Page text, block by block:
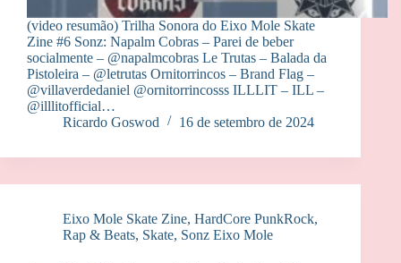
(video resumão) Trilha Sonora do Eixo Mole Skate
Zine #6 Sonz: Napalm Cobras – Parei de beber
socialmente – @‌napalmcobras Le Trutas – Balada da
Pistoleira – @‌letrutas Ornitorrincos – Brand Flag –
@‌villaverdedaniel @ornitorrincosss ILLLIT – ILL –
@‌illlitofficial…
Ricardo Goswod
16 de setembro de 2024
Eixo Mole Skate Zine, HardCore PunkRock,
Rap & Beats, Skate, Sonz Eixo Mole